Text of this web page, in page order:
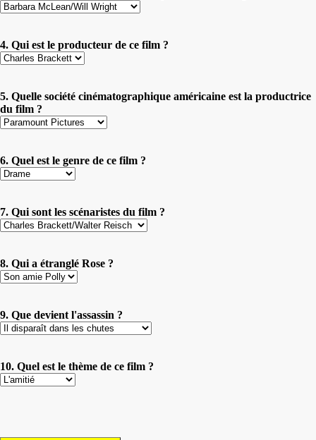
4. Qui est le producteur de ce film ?
5. Quelle société cinématographique américaine est la productrice
du film ?
6. Quel est le genre de ce film ?
7. Qui sont les scénaristes du film ?
8. Qui a étranglé Rose ?
9. Que devient l'assassin ?
10. Quel est le thème de ce film ?